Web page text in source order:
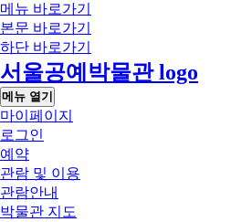
메뉴 바로가기
본문 바로가기
하단 바로가기
서울공예박물관 logo
메뉴 열기
마이페이지
로그인
예약
관람 및 이용
관람안내
박물관 지도